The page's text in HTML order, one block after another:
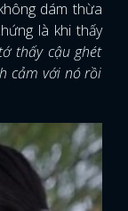
dám thừa
là khi thấy
thấy cậu ghét
cảm với nó rồi